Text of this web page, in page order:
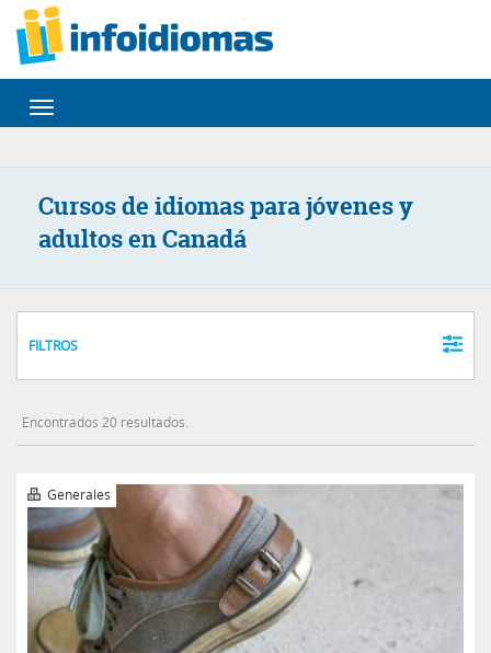
Desplegar
navegación
Cursos de idiomas para jóvenes y
adultos en Canadá
FILTROS
Encontrados 20 resultados.
Generales